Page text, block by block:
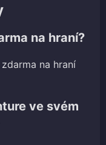
na hraní?
na hraní
ve svém